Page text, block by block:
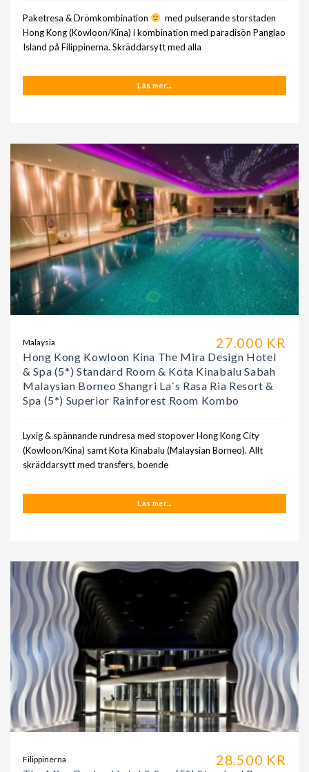
Paketresa & Drömkombination
med pulserande storstaden
Hong Kong (Kowloon/Kina) i kombination med paradisön Panglao
Island på Filippinerna. Skräddarsytt med alla
Läs mer...
27.000 KR
Malaysia
Hong Kong Kowloon Kina The Mira Design Hotel
& Spa (5*) Standard Room & Kota Kinabalu Sabah
Malaysian Borneo Shangri La´s Rasa Ria Resort &
Spa (5*) Superior Rainforest Room Kombo
Lyxig & spännande rundresa med stopover Hong Kong City
(Kowloon/Kina) samt Kota Kinabalu (Malaysian Borneo). Allt
skräddarsytt med transfers, boende
Läs mer...
28.500 KR
Filippinerna